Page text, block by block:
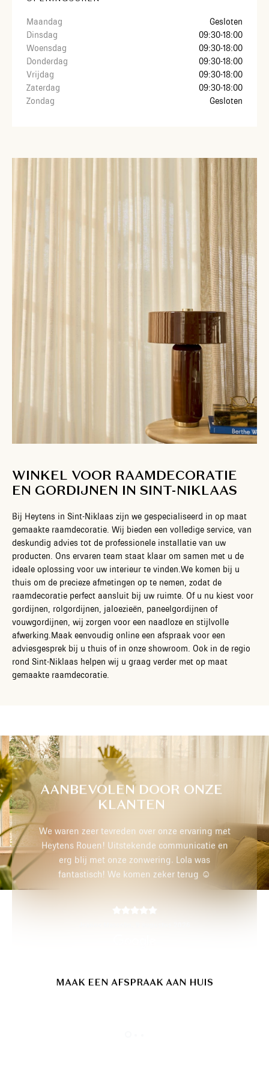
Maandag
Gesloten
Dinsdag
09:30-18:00
Woensdag
09:30-18:00
Donderdag
09:30-18:00
Vrijdag
09:30-18:00
Zaterdag
09:30-18:00
Zondag
Gesloten
WINKEL VOOR RAAMDECORATIE
EN GORDIJNEN IN SINT-NIKLAAS
Bij Heytens in Sint-Niklaas zijn we gespecialiseerd in op maat
gemaakte raamdecoratie. Wij bieden een volledige service, van
deskundig advies tot de professionele installatie van uw
producten. Ons ervaren team staat klaar om samen met u de
ideale oplossing voor uw interieur te vinden.We komen bij u
thuis om de precieze afmetingen op te nemen, zodat de
raamdecoratie perfect aansluit bij uw ruimte. Of u nu kiest voor
gordijnen, rolgordijnen, jaloezieën, paneelgordijnen of
vouwgordijnen, wij zorgen voor een naadloze en stijlvolle
afwerking.Maak eenvoudig online een afspraak voor een
adviesgesprek bij u thuis of in onze showroom. Ook in de regio
rond Sint-Niklaas helpen wij u graag verder met op maat
gemaakte raamdecoratie.
AANBEVOLEN DOOR ONZE
KLANTEN
met
en
☺️
Un grand choix de tissus et diverses. textures a
tous les prix pour rideaux et stores sur mesure.
Très bon accueil, ecoute, conseils, et
disponibilité. Et enfin la pose rapide et efficace.
Une très bonne adresse que je recommande.